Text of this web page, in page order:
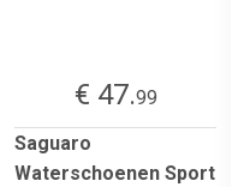
€ 47.99
Saguaro
Waterschoenen Sport